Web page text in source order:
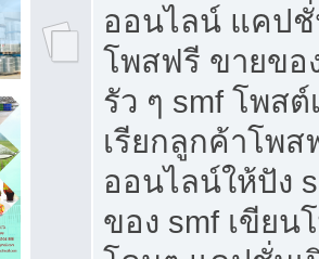
ออนไลน์ แคป
โพสฟรี ขายขอ
รัว ๆ smf โพส
เรียกลูกค้าโพส
ออนไลน์ให้ปัง
ของ smf เขียน